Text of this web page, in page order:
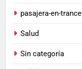
pasajera-en-trance
Salud
Sin categoría